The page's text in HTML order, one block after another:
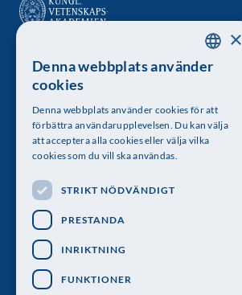
Kungl. Vetenskapsakademien
Besöksadress: Lilla Frescativägen 4A
Telefon: 08-673 95 00
Följ oss
SWEDISH
×
Denna webbplats använder
cookies
Denna webbplats använder cookies för att
förbättra användarupplevelsen. Du kan välja
att acceptera alla cookies eller välja vilka
cookies som du vill ska användas.
STRIKT NÖDVÄNDIGT
PRESTANDA
INRIKTNING
FUNKTIONER